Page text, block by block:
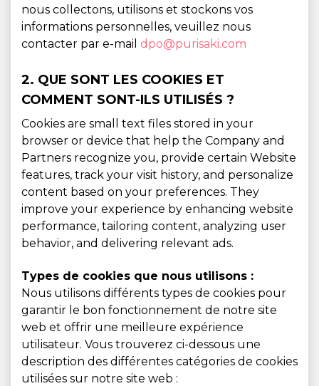
nous collectons, utilisons et stockons vos
informations personnelles, veuillez nous
contacter par e-mail dpo@purisaki.com
2. QUE SONT LES COOKIES ET
COMMENT SONT-ILS UTILISÉS ?
Cookies are small text files stored in your
browser or device that help the Company and
Partners recognize you, provide certain Website
features, track your visit history, and personalize
content based on your preferences. They
improve your experience by enhancing website
performance, tailoring content, analyzing user
behavior, and delivering relevant ads.
Types de cookies que nous utilisons :
Nous utilisons différents types de cookies pour
garantir le bon fonctionnement de notre site
web et offrir une meilleure expérience
utilisateur. Vous trouverez ci-dessous une
description des différentes catégories de cookies
utilisées sur notre site web :